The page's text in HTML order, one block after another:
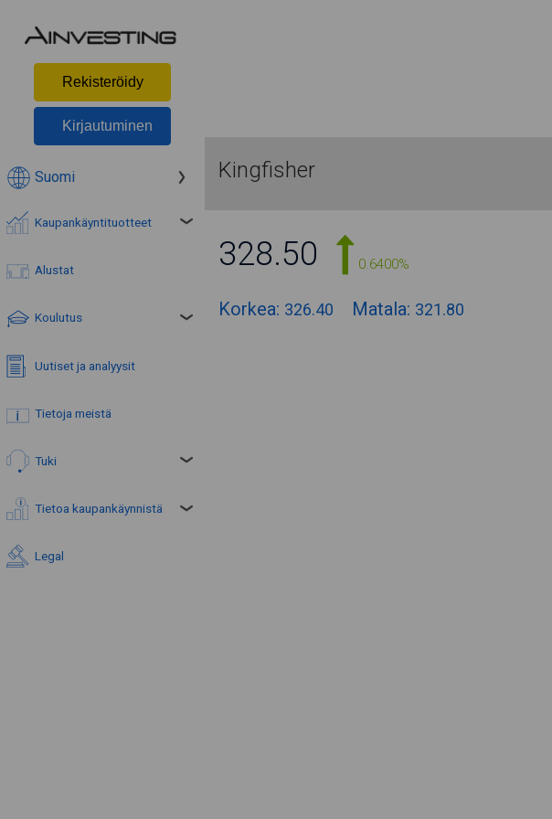
Rekisteröidy
Kirjautuminen
Suomi
Kaupankäyntituotteet
Alustat
Koulutus
Uutiset ja analyysit
Tietoja meistä
Tuki
Tietoa kaupankäynnistä
Legal
Kingfisher
328.50 0.6400%
Korkea: 326.40 Matala: 321.80